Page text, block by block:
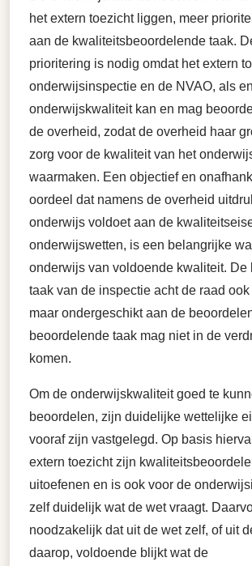
het extern toezicht liggen, meer
aan de kwaliteitsbeoordelende taak.
prioritering is nodig omdat het extern
onderwijsinspectie en de NVAO, als
onderwijskwaliteit kan en mag
de overheid, zodat de overheid haar
zorg voor de kwaliteit van het
waarmaken. Een objectief en
oordeel dat namens de overheid
onderwijs voldoet aan de
onderwijswetten, is een belangrijke
onderwijs van voldoende kwaliteit. De
taak van de inspectie acht de raad
maar ondergeschikt aan de
beoordelende taak mag niet in de
komen.
Om de onderwijskwaliteit goed te
beoordelen, zijn duidelijke wettelijke
vooraf zijn vastgelegd. Op basis
extern toezicht zijn
uitoefenen en is ook voor de
zelf duidelijk wat de wet vraagt.
noodzakelijk dat uit de wet zelf, of uit
daarop, voldoende blijkt wat de